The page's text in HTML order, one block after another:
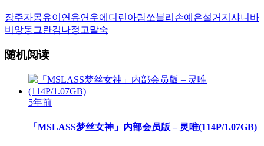
장주자몽유이 연유연우에디린아람쏘블리 손예은설거지 샤니 바
비앙동그란김나정 고말숙
随机阅读
5年前
「MSLASS梦丝女神」内部会员版 – 灵唯(114P/1.07GB)